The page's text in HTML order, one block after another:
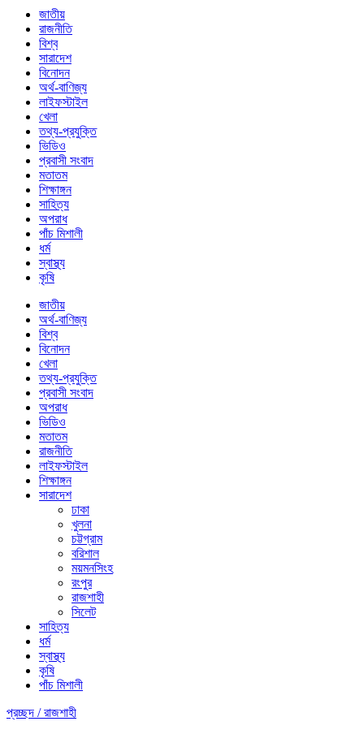
জাতীয়
রাজনীতি
বিশ্ব
সারাদেশ
বিনোদন
অর্থ-বাণিজ্য
লাইফস্টাইল
খেলা
তথ্য-প্রযুক্তি
ভিডিও
প্রবাসী সংবাদ
মতাতম
শিক্ষাঙ্গন
সাহিত্য
অপরাধ
পাঁচ মিশালী
ধর্ম
স্বাস্থ্য
কৃষি
জাতীয়
অর্থ-বাণিজ্য
বিশ্ব
বিনোদন
খেলা
তথ্য-প্রযুক্তি
প্রবাসী সংবাদ
অপরাধ
ভিডিও
মতাতম
রাজনীতি
লাইফস্টাইল
শিক্ষাঙ্গন
সারাদেশ
ঢাকা
খুলনা
চট্টগ্রাম
বরিশাল
ময়মনসিংহ
রংপুর
রাজশাহী
সিলেট
সাহিত্য
ধর্ম
স্বাস্থ্য
কৃষি
পাঁচ মিশালী
প্রচ্ছদ /রাজশাহী